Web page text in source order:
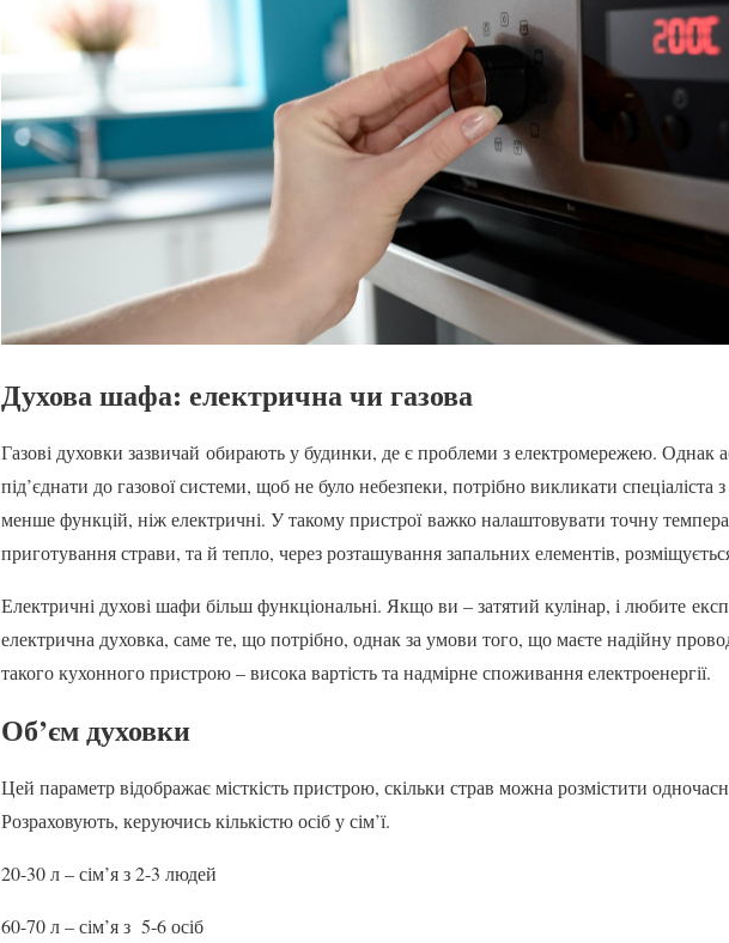
Духова шафа: електрична чи газова
Газові духовки зазвичай обирають у будинки, де є проблеми з електромережею. Однак
під’єднати до газової системи, щоб не було небезпеки, потрібно викликати
менше функцій, ніж електричні. У такому пристрої важко налаштовувати точну
приготування страви, та й тепло, через розташування запальних елементів,
Електричні духові шафи більш функціональні. Якщо ви – затятий кулінар, і любите
електрична духовка, саме те, що потрібно, однак за умови того, що маєте надійну
такого кухонного пристрою – висока вартість та надмірне споживання електроенергії.
Об’єм духовки
Цей параметр відображає місткість пристрою, скільки страв можна розмістити
Розраховують, керуючись кількістю осіб у сім’ї.
20-30 л – сім’я з 2-3 людей
60-70 л – сім’я з 5-6 осіб